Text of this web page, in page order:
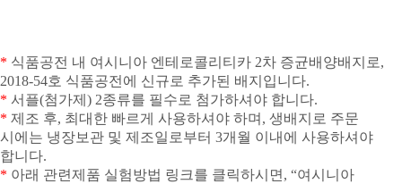
* 식품공전 내 여시니아 엔테로콜리티카 2차 증균배양배지로,
2018-54호 식품공전에 신규로 추가된 배지입니다.
* 서플(첨가제 ) 2종류를 필수로 첨가하셔야 합니다.
* 제조 후, 최대한 빠르게 사용하셔야 하며 , 생배지로 주문
시에는 냉장보관 및 제조일로부터 3개월 이내에 사용하셔야
합니다.
* 아래 관련제품 실험방법 링크를 클릭하시면 , “여시니아